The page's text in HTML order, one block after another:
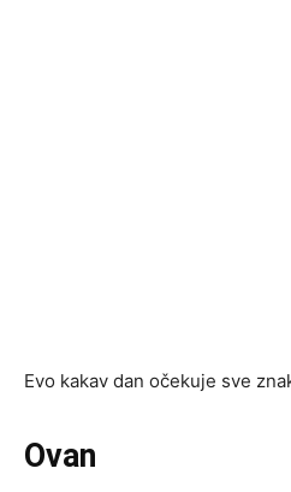
Evo kakav dan očekuje sve
Ovan